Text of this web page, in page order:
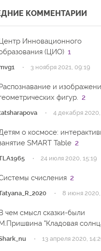
КОММЕНТАРИИ
Инновационного
(ЦИО) 1
· 3 ноября 2021, 09:19
и
фигур. 2
· 4 декабря 2020,
о космосе:
SMART Table 2
· 24 июля 2020, 15:19
счисления 2
· 8 июня 2020,
чем смысл сказки-были
"Кладовая
· 13 апреля 2020,